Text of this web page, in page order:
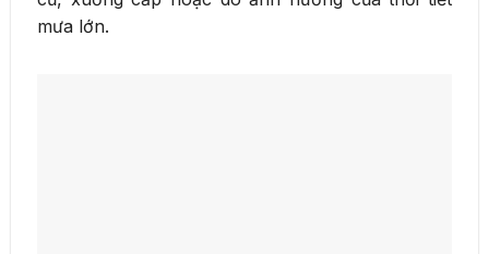
mưa lớn.